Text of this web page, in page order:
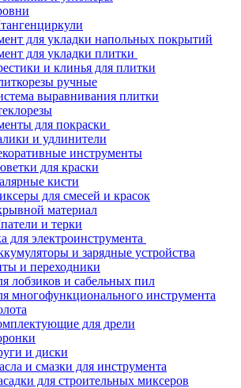
для укладки напольных покрытий
для укладки плитки
и клинья для плитки
ручные
выравнивания плитки
для покраски
и удлинители
инструменты
для краски
кисти
для смесей и красок
материал
и терки
для электроинструмента
и зарядные устройства
и переходники
лобзиков и сабельных пил
многофункционального инструмента
для дрели
и диски
и смазки для инструмента
для строительных миксеров